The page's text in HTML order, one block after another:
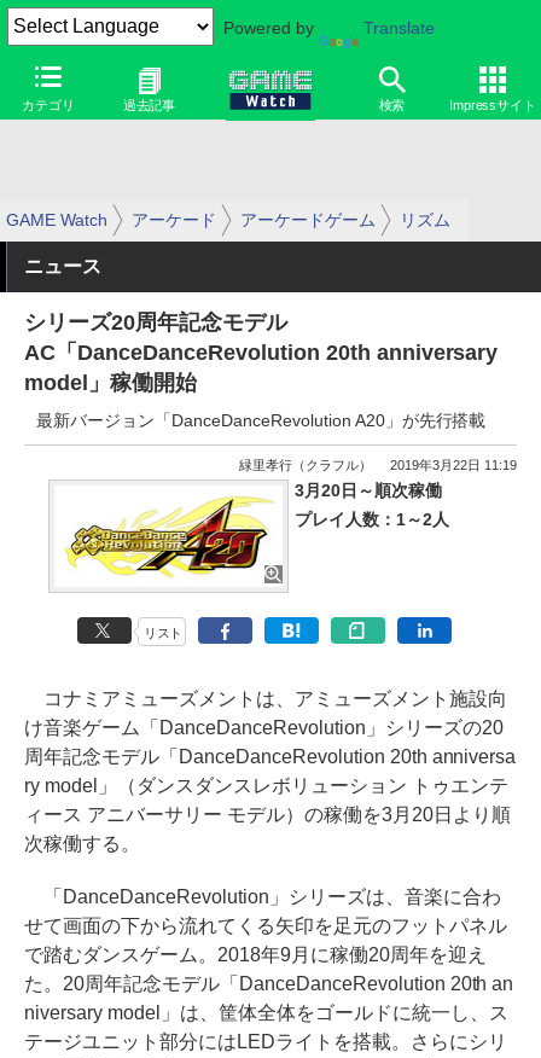
Powered by Translate
カテゴリ 過去記事 検索 Impressサイト
GAME Watch アーケード アーケードゲーム リズム
ニュース
シリーズ20周年記念モデル
AC「DanceDanceRevolution 20th anniversary
model」稼働開始
最新バージョン「DanceDanceRevolution A20」が先行搭載
緑里孝行（クラフル） 2019年3月22日 11:19
3月20日～順次稼働
プレイ人数：1～2人
リスト
コナミアミューズメントは、アミューズメント施設向
け音楽ゲーム「DanceDanceRevolution」シリーズの20
周年記念モデル「DanceDanceRevolution 20th anniversa
ry model」（ダンスダンスレボリューション トゥエンテ
ィース アニバーサリー モデル）の稼働を3月20日より順
次稼働する。
「DanceDanceRevolution」シリーズは、音楽に合わ
せて画面の下から流れてくる矢印を足元のフットパネル
で踏むダンスゲーム。2018年9月に稼働20周年を迎え
た。20周年記念モデル「DanceDanceRevolution 20th an
niversary model」は、筐体全体をゴールドに統一し、ス
テージユニット部分にはLEDライトを搭載。さらにシリ